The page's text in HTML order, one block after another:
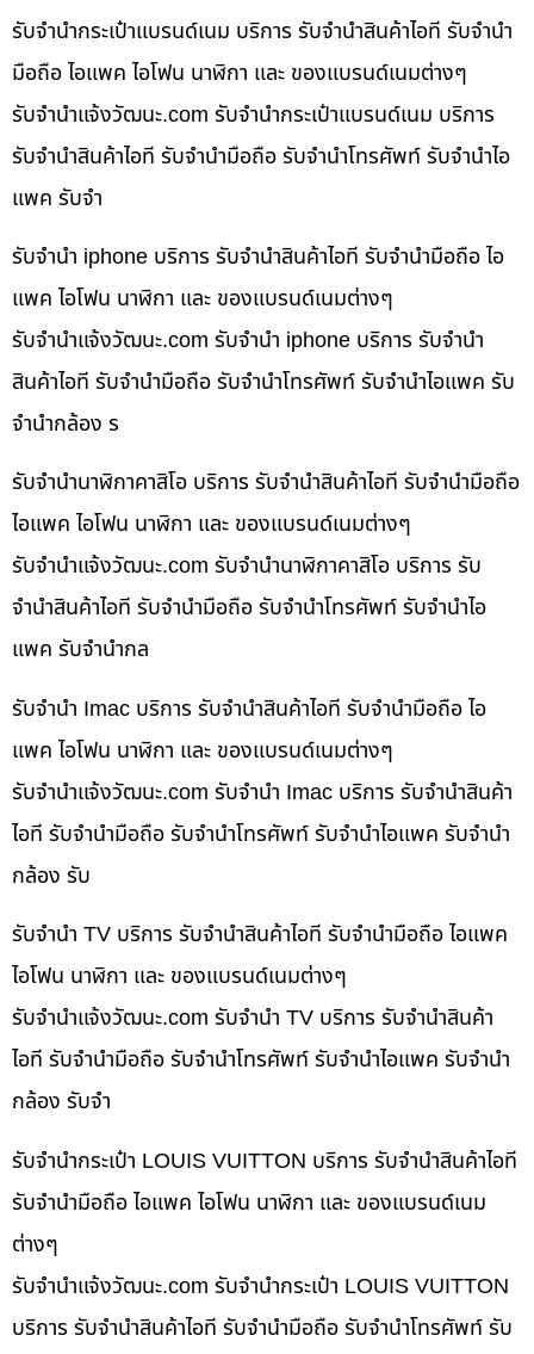
รับจำนำกระเป๋าแบรนด์เนม บริการ รับจำนำสินค้าไอที รับจำนำ
มือถือ ไอแพค ไอโฟน นาฬิกา และ ของแบรนด์เนมต่างๆ
รับจํานําแจ้งวัฒนะ.com รับจำนำกระเป๋าแบรนด์เนม บริการ
รับจำนำสินค้าไอที รับจำนำมือถือ รับจำนำโทรศัพท์ รับจำนำไอ
แพค รับจำ
รับจำนำ iphone บริการ รับจำนำสินค้าไอที รับจำนำมือถือ ไอ
แพค ไอโฟน นาฬิกา และ ของแบรนด์เนมต่างๆ
รับจํานําแจ้งวัฒนะ.com รับจำนำ iphone บริการ รับจำนำ
สินค้าไอที รับจำนำมือถือ รับจำนำโทรศัพท์ รับจำนำไอแพค รับ
จำนำกล้อง ร
รับจำนำนาฬิกาคาสิโอ บริการ รับจำนำสินค้าไอที รับจำนำมือถือ
ไอแพค ไอโฟน นาฬิกา และ ของแบรนด์เนมต่างๆ
รับจํานําแจ้งวัฒนะ.com รับจำนำนาฬิกาคาสิโอ บริการ รับ
จำนำสินค้าไอที รับจำนำมือถือ รับจำนำโทรศัพท์ รับจำนำไอ
แพค รับจำนำกล
รับจำนำ Imac บริการ รับจำนำสินค้าไอที รับจำนำมือถือ ไอ
แพค ไอโฟน นาฬิกา และ ของแบรนด์เนมต่างๆ
รับจํานําแจ้งวัฒนะ.com รับจำนำ Imac บริการ รับจำนำสินค้า
ไอที รับจำนำมือถือ รับจำนำโทรศัพท์ รับจำนำไอแพค รับจำนำ
กล้อง รับ
รับจำนำ TV บริการ รับจำนำสินค้าไอที รับจำนำมือถือ ไอแพค
ไอโฟน นาฬิกา และ ของแบรนด์เนมต่างๆ
รับจํานําแจ้งวัฒนะ.com รับจำนำ TV บริการ รับจำนำสินค้า
ไอที รับจำนำมือถือ รับจำนำโทรศัพท์ รับจำนำไอแพค รับจำนำ
กล้อง รับจำ
รับจำนำกระเป๋า LOUIS VUITTON บริการ รับจำนำสินค้าไอที
รับจำนำมือถือ ไอแพค ไอโฟน นาฬิกา และ ของแบรนด์เนม
ต่างๆ
รับจํานําแจ้งวัฒนะ.com รับจำนำกระเป๋า LOUIS VUITTON
บริการ รับจำนำสินค้าไอที รับจำนำมือถือ รับจำนำโทรศัพท์ รับ